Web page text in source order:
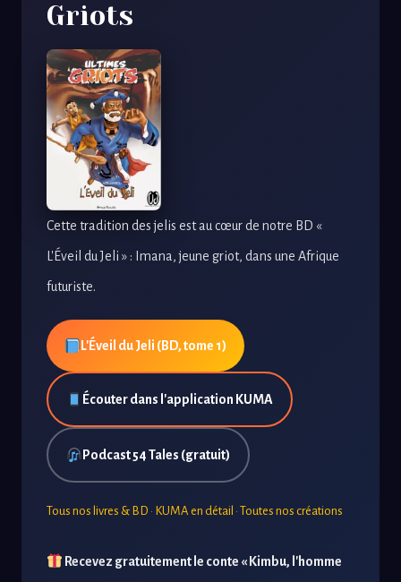
Griots
Cette tradition des jelis est au cœur de notre BD «
L'Éveil du Jeli » : Imana, jeune griot, dans une Afrique
futuriste.
L'Éveil du Jeli (BD, tome 1)
Écouter dans l'application KUMA
Podcast 54 Tales (gratuit)
Tous nos livres & BD · KUMA en détail · Toutes nos créations
Recevez gratuitement le conte « Kimbu, l'homme